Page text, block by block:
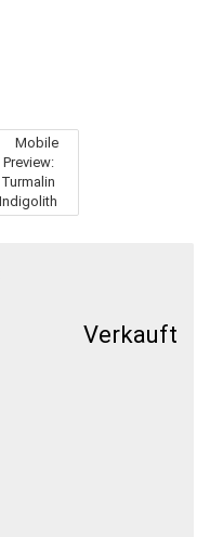
Verkauft